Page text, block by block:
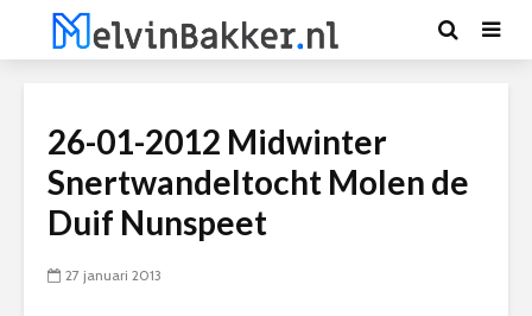
26-01-2012 Midwinter
Snertwandeltocht Molen de
Duif Nunspeet
27 januari 2013